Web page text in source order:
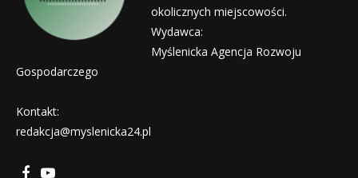
okolicznych miejscowości.
Wydawca:
Myślenicka Agencja Rozwoju
Gospodarczego
Kontakt:
redakcja@myslenicka24.pl